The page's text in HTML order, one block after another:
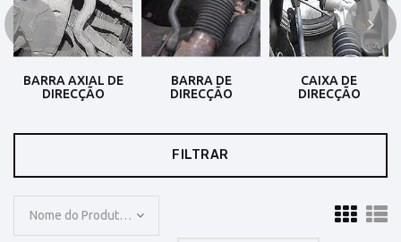
BARRA AXIAL DE
DIRECÇÃO
BARRA DE
DIRECÇÃO
CAIXA DE
DIRECÇÃO
FILTRAR
Nome do Produto: A a Z